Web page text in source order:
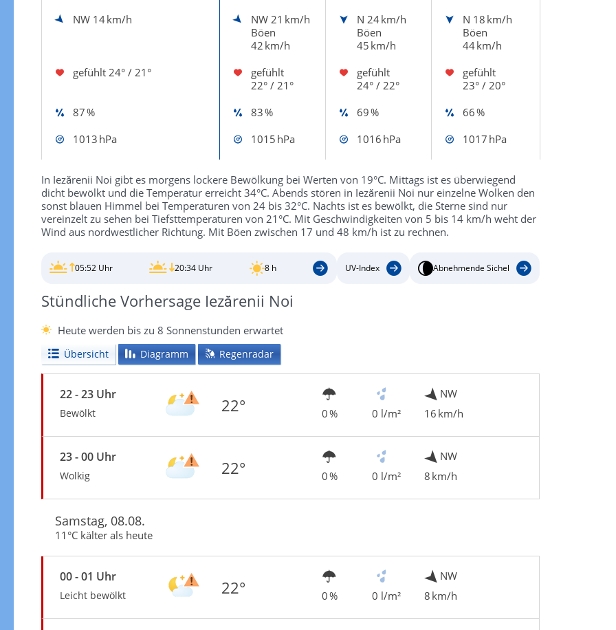
NW 14 km/h NW 21 km/h
Böen
42 km/h
N 24 km/h
Böen
45 km/h
N 18 km/h
Böen
44 km/h
gefühlt 24° / 21°
gefühlt
22° / 21°
gefühlt
24° / 22°
gefühlt
23° / 20°
87 %
83 % 69 %
66 %
1013 hPa
1015 hPa 1016 hPa 1017 hPa
In Iezărenii Noi gibt es morgens lockere Bewölkung bei Werten von 19°C. Mittags ist es überwiegend
dicht bewölkt und die Temperatur erreicht 34°C. Abends stören in Iezărenii Noi nur einzelne Wolken den
sonst blauen Himmel bei Temperaturen von 24 bis 32°C. Nachts ist es bewölkt, die Sterne sind nur
vereinzelt zu sehen bei Tiefsttemperaturen von 21°C. Mit Geschwindigkeiten von 5 bis 14 km/h weht der
Wind aus nordwestlicher Richtung. Mit Böen zwischen 17 und 48 km/h ist zu rechnen.
05:52 Uhr 20:34 Uhr 8 h UV-Index Abnehmende Sichel
Stündliche Vorhersage Iezărenii Noi
Heute werden bis zu 8 Sonnenstunden erwartet
Übersicht Diagramm Regenradar
22 - 23 Uhr
Bewölkt 22° 0 % 0 l/m²
NW
16 km/h
23 - 00 Uhr
Wolkig 22° 0 % 0 l/m²
NW
8 km/h
Samstag, 08.08.
11°C kälter als heute
00 - 01 Uhr
Leicht bewölkt 22° 0 % 0 l/m²
NW
8 km/h